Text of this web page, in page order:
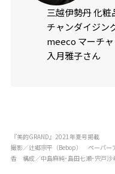
三越伊勢丹 化粧
チャンダイジン
meeco マーチ
入月雅子さん
『美的GRAND』2021年夏号掲載
撮影／辻郷宗平（Bebop） ペーパー
香 構成／中島麻純･島田七瀬･宍戸沙